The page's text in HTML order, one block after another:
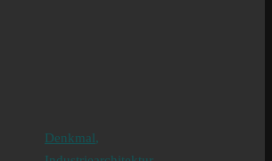
Denkmal,